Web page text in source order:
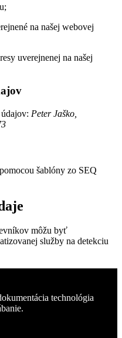
na našej webovej
uverejnenej na našej
Peter Jaško,
šablóny zo SEQ
môžu byť
služby na detekciu
technológia